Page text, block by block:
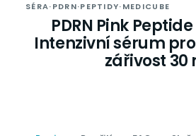
SÉRA·PDRN·PEPTIDY·MEDICUBE
PDRN Pink
Intenzivní sérum
zářivost 30